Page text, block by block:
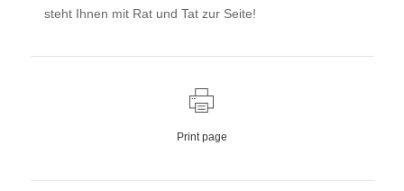
steht Ihnen mit Rat und Tat zur Seite!
Print page